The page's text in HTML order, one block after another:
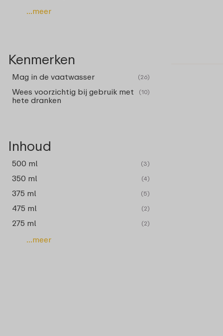
...meer
Kenmerken
Mag in de vaatwasser (26)
Wees voorzichtig bij gebruik met
hete dranken
(10)
Inhoud
500 ml (3)
350 ml (4)
375 ml (5)
475 ml (2)
275 ml (2)
...meer